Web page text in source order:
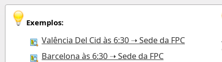
Exemplos:
Valência Del Cid às 6:30 ➝ Sede da FPC
Barcelona às 6:30 ➝ Sede da FPC